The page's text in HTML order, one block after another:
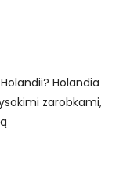
Holandia
zarobkami,